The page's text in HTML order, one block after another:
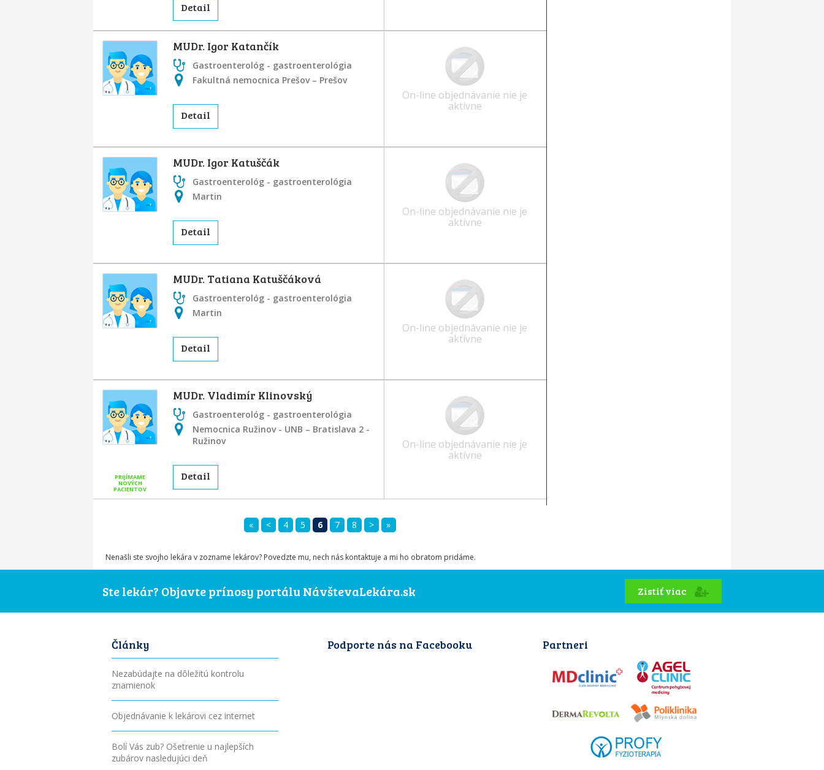
Detail
MUDr. Igor Katančík
Gastroenterológ - gastroenterológia
Fakultná nemocnica Prešov – Prešov
Detail
On-line objednávanie nie je
aktívne
MUDr. Igor Katuščák
Gastroenterológ - gastroenterológia
Martin
Detail
On-line objednávanie nie je
aktívne
MUDr. Tatiana Katuščáková
Gastroenterológ - gastroenterológia
Martin
Detail
On-line objednávanie nie je
aktívne
PRIJÍMAME
NOVÝCH
PACIENTOV
MUDr. Vladimír Klinovský
Gastroenterológ - gastroenterológia
Nemocnica Ružinov - UNB – Bratislava 2 -
Ružinov
Detail
On-line objednávanie nie je
aktívne
« < 4 5 6 7 8 > »
Nenašli ste svojho lekára v zozname lekárov? Povedzte mu, nech nás kontaktuje a mi ho obratom pridáme.
Ste lekár? Objavte prínosy portálu NávštevaLekára.sk Zistiť viac
Články
Nezabúdajte na dôležitú kontrolu
znamienok
Objednávanie k lekárovi cez internet
Bolí Vás zub? Ošetrenie u najlepších
zubárov nasledujúci deň
Podporte nás na Facebooku Partneri